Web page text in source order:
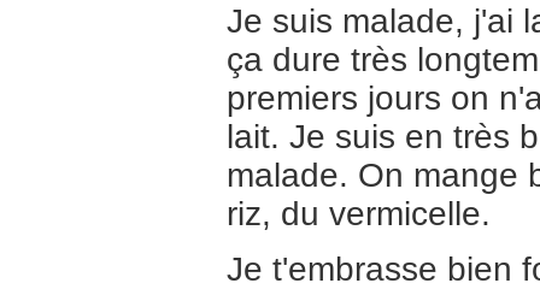
Je suis malade, j'ai
ça dure très
premiers jours on
lait. Je suis en très
malade. On mange
riz, du vermicelle.
Je t'embrasse bien